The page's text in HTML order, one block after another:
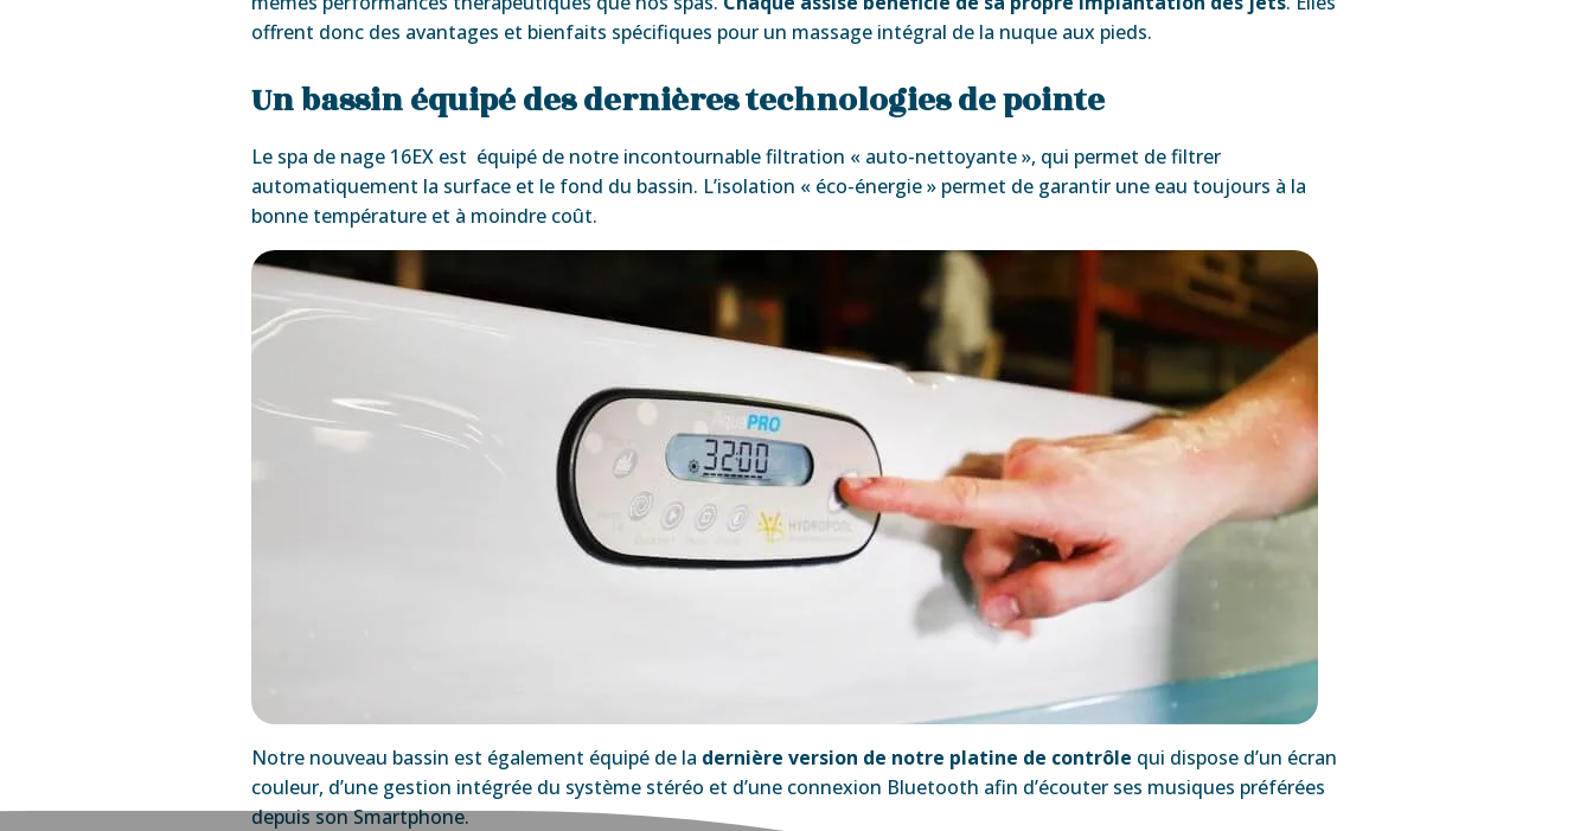
offrent donc des avantages et bienfaits spécifiques pour un massage intégral de la nuque aux pieds.
Un bassin équipé des dernières technologies de pointe
Le spa de nage 16EX est équipé de notre incontournable filtration « auto-nettoyante », qui permet de filtrer
automatiquement la surface et le fond du bassin. L’isolation « éco-énergie » permet de garantir une eau toujours à la
bonne température et à moindre coût.
Notre nouveau bassin est également équipé de la dernière version de notre platine de contrôle qui dispose d’un écran
couleur, d’une gestion intégrée du système stéréo et d’une connexion Bluetooth afin d’écouter ses musiques préférées
depuis son Smartphone.